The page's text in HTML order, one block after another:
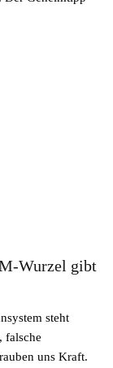
Wurzel gibt
steht
falsche
uns Kraft.